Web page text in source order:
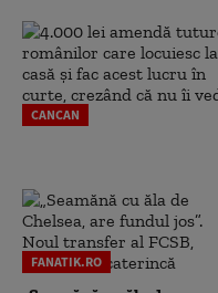
CANCAN
FANATIK.RO